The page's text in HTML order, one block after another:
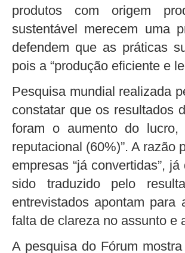
produtos com origem
sustentável merecem uma
defendem que as práticas
pois a “produção eficiente e
Pesquisa mundial realizada
constatar que os resultados
foram o aumento do
reputacional (60%)”. A razão
empresas “já convertidas”,
sido traduzido pelo
entrevistados apontam para
falta de clareza no assunto e
A pesquisa do Fórum